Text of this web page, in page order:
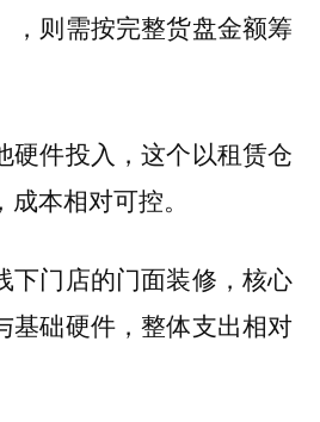
，则需按完整货盘金额筹
硬件投入，这个以租赁仓
本相对可控。
下门店的门面装修，核心
基础硬件，整体支出相对